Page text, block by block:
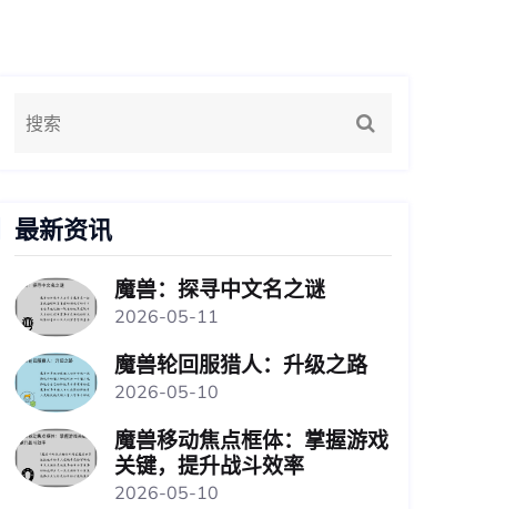
最新资讯
魔兽：探寻中文名之谜
2026-05-11
魔兽轮回服猎人：升级之路
2026-05-10
魔兽移动焦点框体：掌握游戏
关键，提升战斗效率
2026-05-10